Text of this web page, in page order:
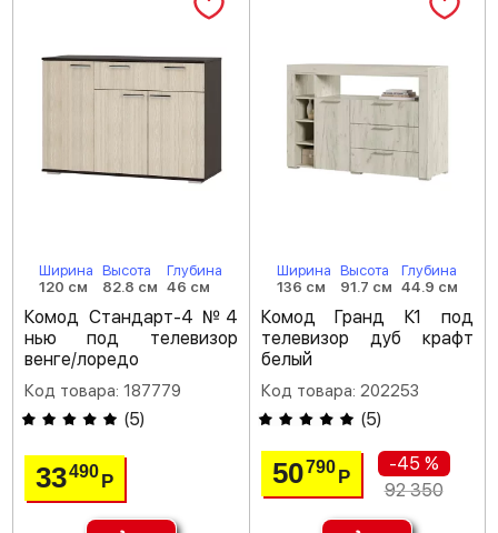
Ширина
120 см
Высота
82.8 см
Глубина
46 см
Комод Стандарт-4 №4
нью под телевизор
венге/лоредо
Код товара: 187779
(5)
33490Р
Ширина
136 см
Высота
91.7 см
Глубина
44.9 см
Комод Гранд К1 под
телевизор дуб крафт
белый
Код товара: 202253
(5)
50790 Р
-45 %
92 350